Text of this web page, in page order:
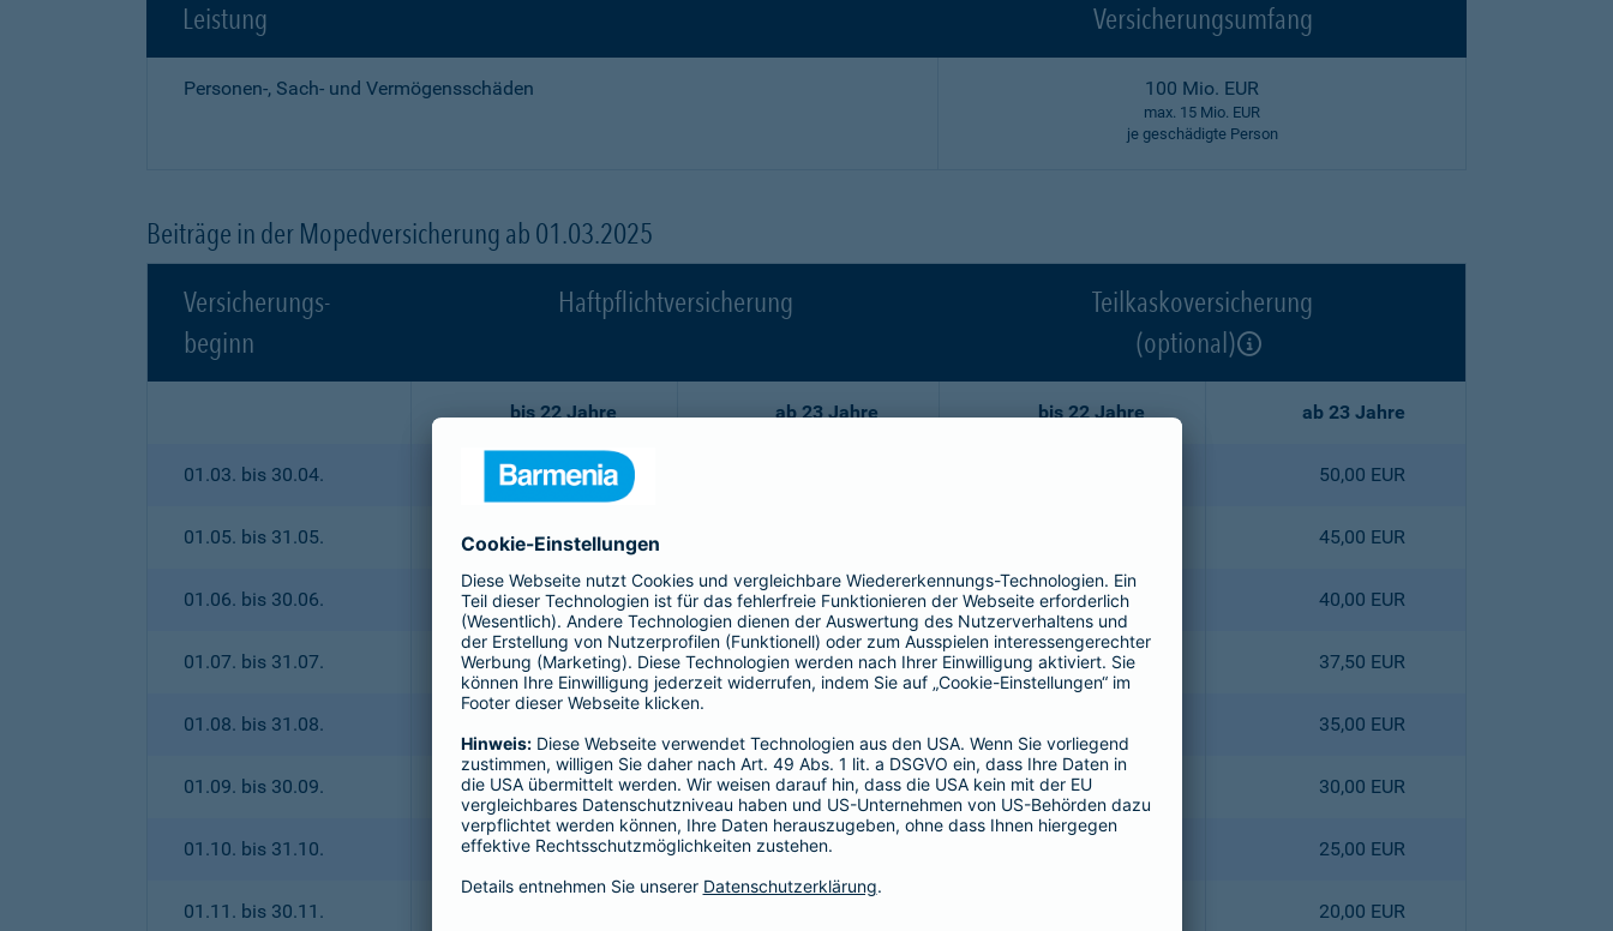
Leistung
Versicherungsumfang
Personen-, Sach- und Vermögensschäden 100 Mio. EUR
max. 15 Mio. EUR
je geschädigte Person
Beiträge in der Mopedversicherung ab 01.03.2025
Versicherungs-
beginn
Haftpflichtversicherung
Teilkaskoversicherung
(optional)
bis 22 Jahre ab 23 Jahre bis 22 Jahre ab 23 Jahre
01.03. bis 30.04. 86,02 EUR 50,00 EUR
01.05. bis 31.05. 77,44 EUR 45,00 EUR
01.06. bis 30.06. 68,75 EUR 47,52 EUR 58,00 EUR 40,00 EUR
01.07. bis 31.07. 64,46 EUR 44,55 EUR 54,40 EUR 37,50 EUR
01.08. bis 31.08. 35,00 EUR
01.09. bis 30.09. 51,59 EUR 35,64 EUR 43,60 EUR 30,00 EUR
01.10. bis 31.10. 43,01 EUR 29,70 EUR 25,00 EUR
01.11. bis 30.11. 20,00 EUR